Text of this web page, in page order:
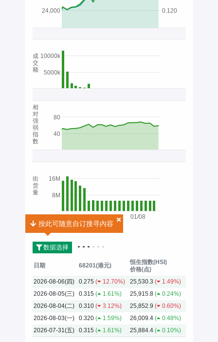
01/08
24,000 0.120
5000k
10000k
40
80
8M
16M
2026
成
交
额
相
对
强
弱
指
数
街
货
量
数据选择
按此可随意自订搜寻内容
按此可随意自订搜寻内容
日期 68201(港元)
恒生指数(HSI)
价格(点)
2026-08-06(四)
0.275 ( 12.70%) 25,530.3 (
1.49%)
2026-08-05(三)
0.315 ( 1.61%) 25,915.8 (
0.24%)
2026-08-04(二)
0.310 ( 3.12%) 25,852.9 (
0.60%)
2026-08-03(一)
0.320 ( 1.59%) 26,009.4 (
0.48%)
2026-07-31(五)
0.315 ( 1.61%) 25,884.4 ( 0.10%)